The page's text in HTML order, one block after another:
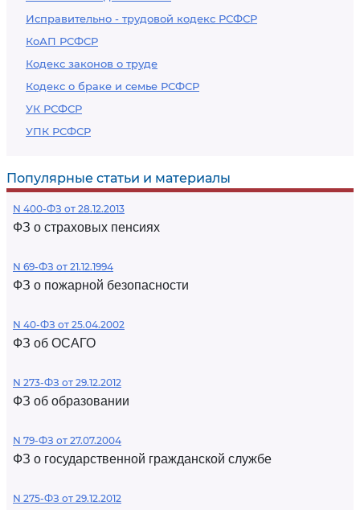
Исправительно - трудовой кодекс РСФСР
КоАП РСФСР
Кодекс законов о труде
Кодекс о браке и семье РСФСР
УК РСФСР
УПК РСФСР
Популярные статьи и материалы
N 400-ФЗ от 28.12.2013
ФЗ о страховых пенсиях
N 69-ФЗ от 21.12.1994
ФЗ о пожарной безопасности
N 40-ФЗ от 25.04.2002
ФЗ об ОСАГО
N 273-ФЗ от 29.12.2012
ФЗ об образовании
N 79-ФЗ от 27.07.2004
ФЗ о государственной гражданской службе
N 275-ФЗ от 29.12.2012